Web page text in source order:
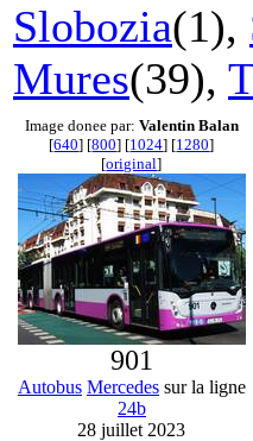
Slobozia(1),
Mures(39),
Image donee par: Valentin Balan
[640] [800] [1024] [1280]
[original]
901
Autobus Mercedes sur la ligne
24b
28 juillet 2023